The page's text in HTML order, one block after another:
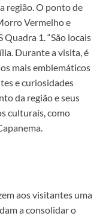
região. O ponto de
Vermelho e
Quadra 1. “São locais
Durante a visita, é
mais emblemáticos
e curiosidades
da região e seus
culturais, como
aos visitantes uma
a consolidar o